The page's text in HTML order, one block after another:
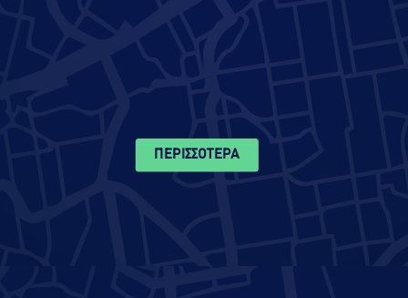
ΠΕΡΙΣΣΟΤΕΡΑ